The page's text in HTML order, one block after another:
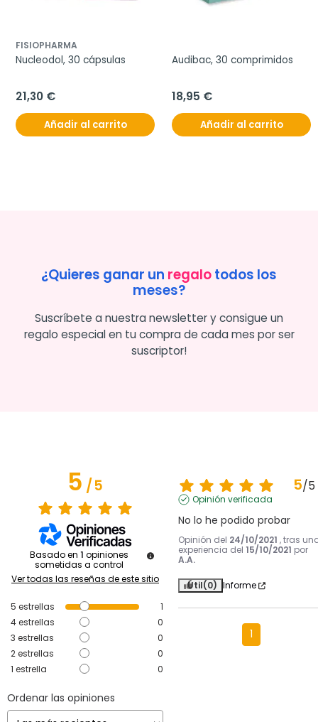
FISIOPHARMA
Nucleodol, 30 cápsulas
21,30 €
Añadir al carrito
Audibac, 30 comprimidos
18,95 €
Añadir al carrito
¿Quieres ganar un regalotodos los
meses?
Suscríbete a nuestra newsletter y consigue un
regalo especial en tu compra de cada mes por ser
suscriptor!
5/5
Basado en 1 opiniones
sometidas a control
Ver todas las reseñas de este sitio
5 estrellas
1
4estrellas
0
3 estrellas
0
2estrellas
0
1 estrella 0
Ordenar las opiniones
5/5
Opinión verificada
No lo he podido probar
Opinión del 24/10/2021 , tras
experiencia del 15/10/2021 por
A.A.
Útil(0) Informe
1